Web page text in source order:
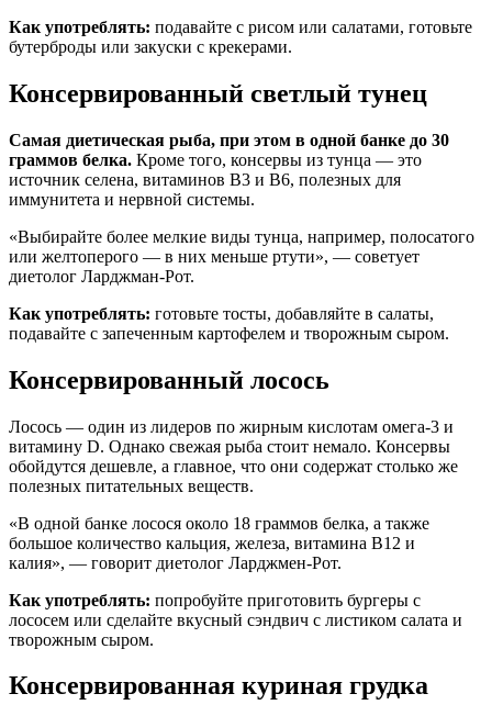
Как употреблять: подавайте с рисом или салатами, готовьте
бутерброды или закуски с крекерами.
Консервированный светлый тунец
Самая диетическая рыба, при этом в одной банке до 30
граммов белка. Кроме того, консервы из тунца — это
источник селена, витаминов B3 и B6, полезных для
иммунитета и нервной системы.
«Выбирайте более мелкие виды тунца, например, полосатого
или желтоперого — в них меньше ртути», — советует
диетолог Ларджман-Рот.
Как употреблять: готовьте тосты, добавляйте в салаты,
подавайте с запеченным картофелем и творожным сыром.
Консервированный лосось
Лосось — один из лидеров по жирным кислотам омега-3 и
витамину D. Однако свежая рыба стоит немало. Консервы
обойдутся дешевле, а главное, что они содержат столько же
полезных питательных веществ.
«В одной банке лосося около 18 граммов белка, а также
большое количество кальция, железа, витамина B12 и
калия», — говорит диетолог Ларджмен-Рот.
Как употреблять: попробуйте приготовить бургеры с
лососем или сделайте вкусный сэндвич с листиком салата и
творожным сыром.
Консервированная куриная грудка